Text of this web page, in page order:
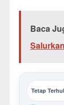
Baca
Tetap